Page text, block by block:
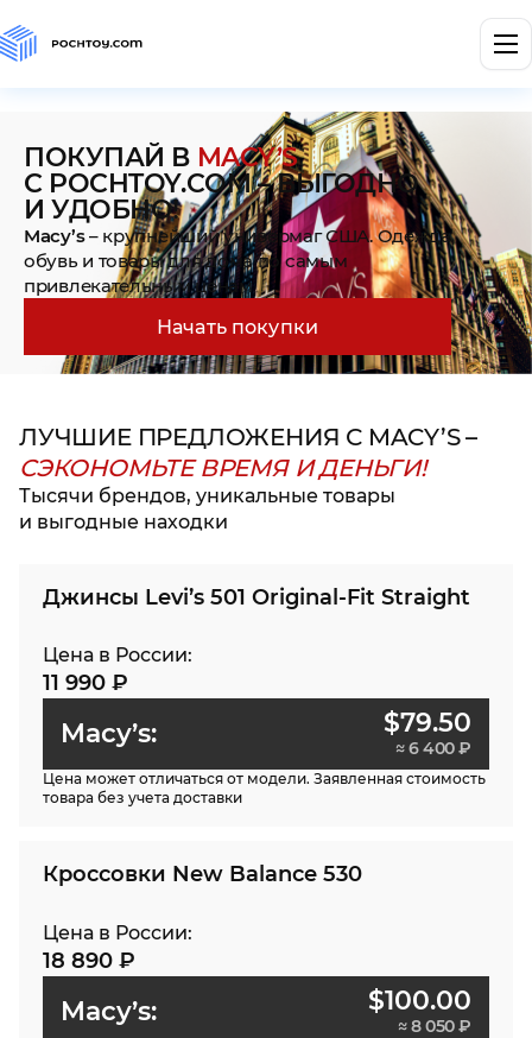
ПОКУПАЙ В MACY’S
С POCHTOY.COM – ВЫГОДНО
И УДОБНО!
Macy’s– крупнейший универмаг США. Одежда,
обувь и товары для дома по самым
привлекательным ценам
Начать покупки
ЛУЧШИЕ ПРЕДЛОЖЕНИЯ С MACY’S –
СЭКОНОМЬТЕ ВРЕМЯ И ДЕНЬГИ!
Тысячи брендов, уникальные товары
и выгодные находки
Джинсы Levi’s 501 Original-Fit Straight
Цена в России:
11 990 ₽
Macy’s: $79.50
≈ 6 400 ₽
Цена может отличаться от модели. Заявленная стоимость
товара без учета доставки
Кроссовки New Balance 530
Цена в России:
18 890 ₽
Macy’s: $100.00
≈ 8 050 ₽